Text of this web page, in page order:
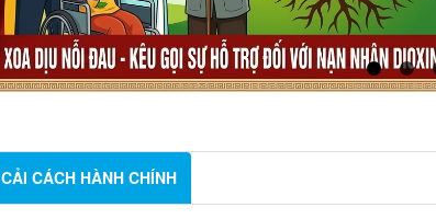
CẢI CÁCH HÀNH CHÍNH